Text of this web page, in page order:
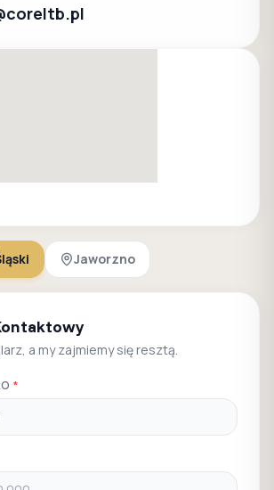
Jaworzno
a my zajmiemy się resztą.
*